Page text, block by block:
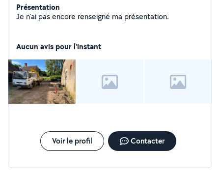
Présentation
Je n'ai pas encore renseigné ma présentation.
Aucun avis pour l'instant
Voir le profil Contacter